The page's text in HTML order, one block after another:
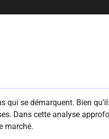
qui se démarquent. Bien
Dans cette analyse
marché.